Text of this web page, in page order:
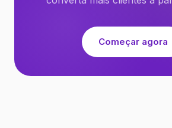
Começar agora